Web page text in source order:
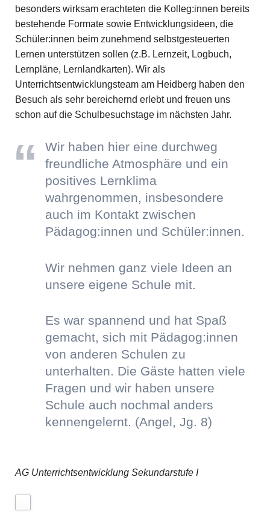
besonders wirksam erachteten die Kolleg:innen bereits
bestehende Formate sowie Entwicklungsideen, die
Schüler:innen beim zunehmend selbstgesteuerten
Lernen unterstützen sollen (z.B. Lernzeit, Logbuch,
Lernpläne, Lernlandkarten). Wir als
Unterrichtsentwicklungsteam am Heidberg haben den
Besuch als sehr bereichernd erlebt und freuen uns
schon auf die Schulbesuchstage im nächsten Jahr.
Wir haben hier eine durchweg
freundliche Atmosphäre und ein
positives Lernklima
wahrgenommen, insbesondere
auch im Kontakt zwischen
Pädagog:innen und Schüler:innen.
Wir nehmen ganz viele Ideen an
unsere eigene Schule mit.
Es war spannend und hat Spaß
gemacht, sich mit Pädagog:innen
von anderen Schulen zu
unterhalten. Die Gäste hatten viele
Fragen und wir haben unsere
Schule auch nochmal anders
kennengelernt. (Angel, Jg. 8)
AG Unterrichtsentwicklung Sekundarstufe I